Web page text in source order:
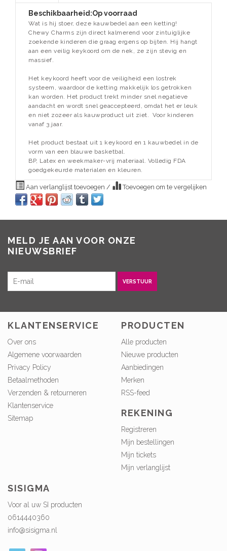
Beschikbaarheid:Op voorraad
Wat is hij stoer, deze kauwbedel aan een ketting!
Chewy Charms zijn direct kalmerend voor zintuiglijke
zoekende kinderen die graag ergens op bijten. Hij hangt
aan een veilig keykoord om de nek, ze zijn stevig en
massief.
Het keykoord heeft voor de veiligheid een lostrek
systeem, waardoor de ketting makkelijk los getrokken
kan worden. Het product trekt minder snel negatieve
aandacht en wordt snel geaccepteerd, omdat het er leuk
en niet zozeer als kauwproduct uit ziet. Voor kinderen
vanaf 3 jaar.
Het product bestaat uit 1 keykoord en 1 kauwbedel in de
vorm van een blauwe basketbal.
BP, Latex en weekmaker-vrij materiaal. Volledig FDA
goedgekeurde materialen en kleuren.
Aan verlanglijst toevoegen / Toevoegen om te vergelijken
MELD JE AAN VOOR ONZE
NIEUWSBRIEF
VERSTUUR
KLANTENSERVICE
Over ons
Algemene voorwaarden
Privacy Policy
Betaalmethoden
Verzenden & retourneren
Klantenservice
Sitemap
PRODUCTEN
Alle producten
Nieuwe producten
Aanbiedingen
Merken
RSS-feed
REKENING
Registreren
Mijn bestellingen
Mijn tickets
Mijn verlanglijst
SISIGMA
Voor al uw SI producten
0614440360
info@sisigma.nl